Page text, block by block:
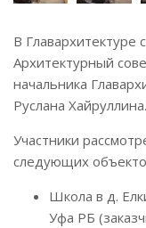
В Главархитектуре
Архитектурный
начальника
Руслана Хайруллина.
Участники
следующих
Школа в д.
Уфа РБ